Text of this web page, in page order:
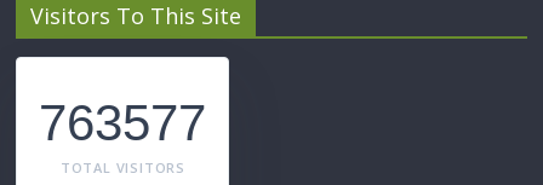
Visitors To This Site
763577
TOTAL VISITORS